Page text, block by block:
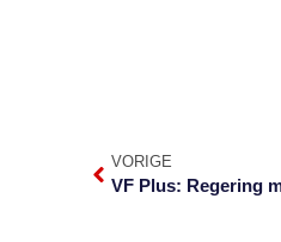
VORIGE
VF Plus: Regering